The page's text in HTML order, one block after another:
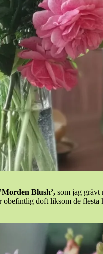
Blush’, som jag grävt
doft liksom de flesta